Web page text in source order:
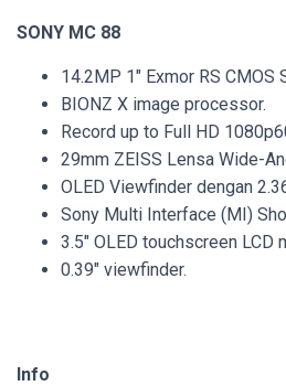
SONY MC 88
14.2MP 1″ Exmor RS CMOS
BIONZ X image processor.
Record up to Full HD
29mm ZEISS Lensa Wide-
OLED Viewfinder dengan
Sony Multi Interface (MI)
3.5″ OLED touchscreen LCD
0.39″ viewfinder.
Info